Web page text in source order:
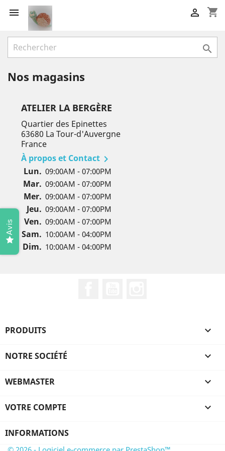
 shopping_cart


Nos magasins
ATELIER LA BERGÈRE
Quartier des Epinettes
63680 La Tour-d'Auvergne
France
À propos et Contact 
Lun. 09:00AM - 07:00PM
Mar. 09:00AM - 07:00PM
Mer. 09:00AM - 07:00PM
Jeu. 09:00AM - 07:00PM
Ven. 09:00AM - 07:00PM
Sam. 10:00AM - 04:00PM
Dim. 10:00AM - 04:00PM
PRODUITS 
NOTRE SOCIÉTÉ 
WEBMASTER 
VOTRE COMPTE 
INFORMATIONS
Avis